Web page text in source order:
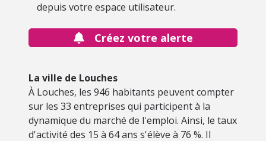
depuis votre espace utilisateur.
Créez votre alerte
La ville de Louches
À Louches, les 946 habitants peuvent compter
sur les 33 entreprises qui participent à la
dynamique du marché de l'emploi. Ainsi, le taux
d'activité des 15 à 64 ans s'élève à 76 %. Il